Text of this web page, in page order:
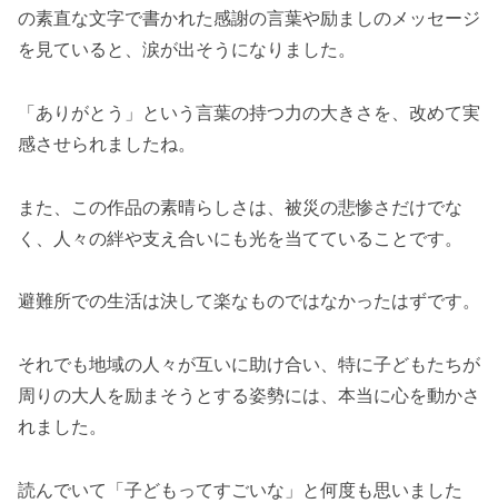
の素直な文字で書かれた感謝の言葉や励ましのメッセージ
を見ていると、涙が出そうになりました。
「ありがとう」という言葉の持つ力の大きさを、改めて実
感させられましたね。
また、この作品の素晴らしさは、被災の悲惨さだけでな
く、人々の絆や支え合いにも光を当てていることです。
避難所での生活は決して楽なものではなかったはずです。
それでも地域の人々が互いに助け合い、特に子どもたちが
周りの大人を励まそうとする姿勢には、本当に心を動かさ
れました。
読んでいて「子どもってすごいな」と何度も思いました